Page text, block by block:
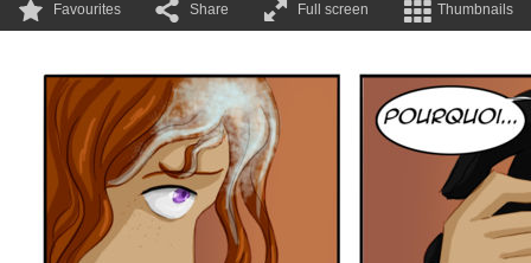
Favourites Share Full screen Thumbnails